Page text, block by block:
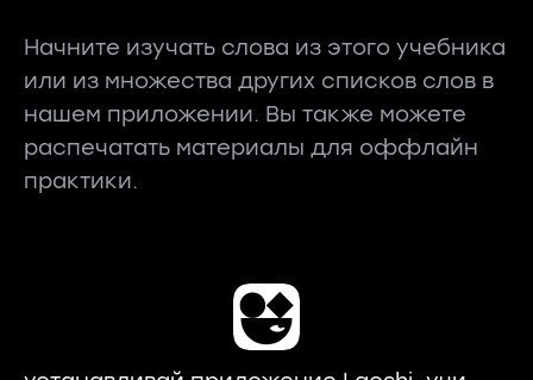
Начните изучать слова из этого учебника
или из множества других списков слов в
нашем приложении. Вы также можете
распечатать материалы для оффлайн
практики.